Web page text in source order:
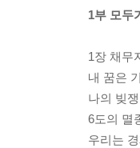
1부 모두
1장 채무
내 꿈은
나의 빚
6도의 멸
우리는